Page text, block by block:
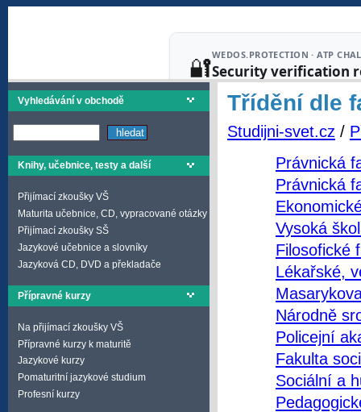
Vyhledávání v obchodě
Knihy, učebnice, testy a další
Přijímací zkoušky VŠ
Maturita učebnice, CD, vypracované otázky
Přijímací zkoušky SŠ
Jazykové učebnice a slovníky
Jazyková CD, DVD a překladače
Přípravné kurzy
Na přijímací zkoušky VŠ
Přípravné kurzy k maturitě
Jazykové kurzy
Pomaturitní jazykové studium
Profesní kurzy
Třídění dle
Studijni-svet.cz /
Právnická
Právnická
Vysoká
Filosofické
Lékařské,
Národně
Policejní
Fakulta
Sociální a